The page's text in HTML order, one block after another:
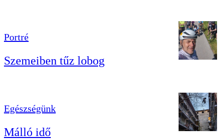
Portré
Szemeiben tűz lobog
Egészségünk
Málló idő